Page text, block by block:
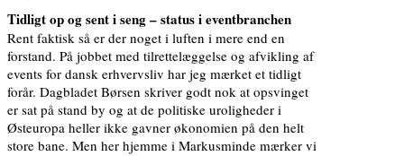
Tidligt op og sent i seng – status i eventbranchen
Rent faktisk så er der noget i luften i mere end en
forstand. På jobbet med tilrettelæggelse og afvikling af
events for dansk erhvervsliv har jeg mærket et tidligt
forår. Dagbladet Børsen skriver godt nok at opsvinget
er sat på stand by og at de politiske uroligheder i
Østeuropa heller ikke gavner økonomien på den helt
store bane. Men her hjemme i Markusminde mærker vi